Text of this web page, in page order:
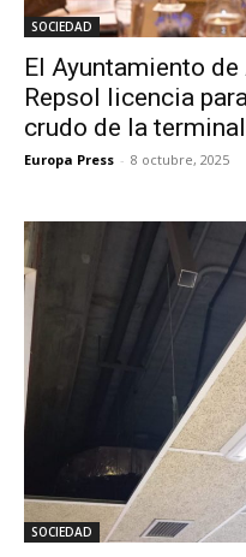
SOCIEDAD
El Ayuntamiento
Repsol licencia
crudo de la
Europa Press - 8 octubre, 2025
SOCIEDAD